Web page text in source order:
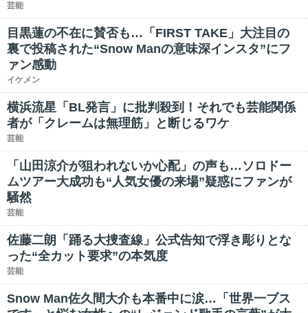
芸能
目黒蓮の不在に賛否も…「FIRST TAKE」大注目の
裏で投稿された“Snow Manの意味深インスタ”にフ
ァン感動
イケメン
横浜流星「BL発言」に批判殺到！それでも芸能関係
者が「クレームは無理筋」と断じるワケ
芸能
「山田涼介が狙われないか心配」の声も…ソロドー
ムツアー大成功も“人気女優の来場”疑惑にファンが
騒然
芸能
佐藤二朗「踊る大捜査線」公式告知で浮き彫りとな
った“全カット要求”の本気度
芸能
Snow Man佐久間大介も本番中に涙…「世界一ブス